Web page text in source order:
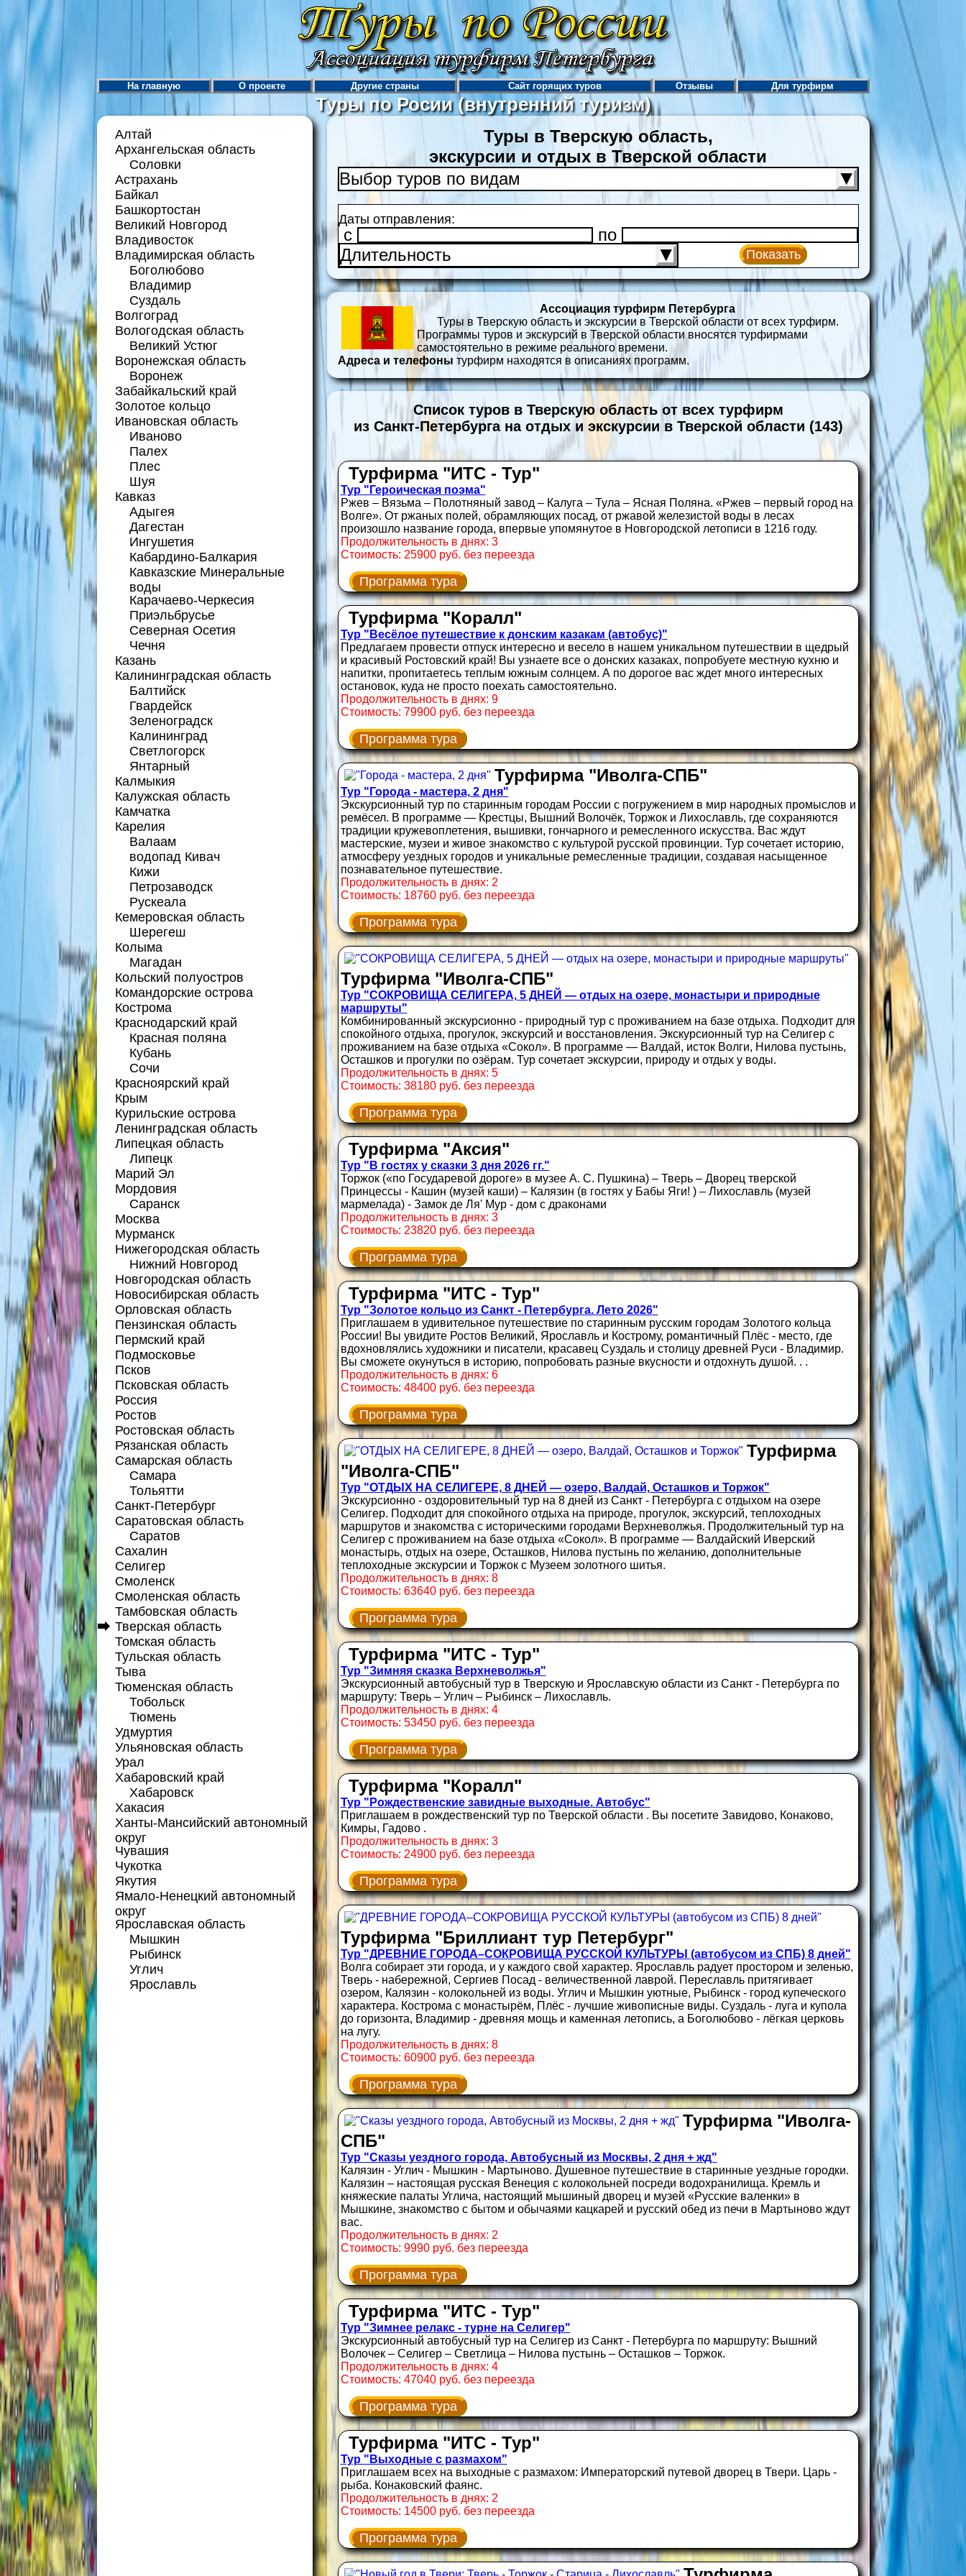
На главную О проекте Другие страны Сайт горящих туров Отзывы Для турфирм
Туры по Росии (внутренний туризм)
Алтай
Архангельская область
Соловки
Астрахань
Байкал
Башкортостан
Великий Новгород
Владивосток
Владимирская область
Боголюбово
Владимир
Суздаль
Волгоград
Вологодская область
Великий Устюг
Воронежская область
Воронеж
Забайкальский край
Золотое кольцо
Ивановская область
Иваново
Палех
Плес
Шуя
Кавказ
Адыгея
Дагестан
Ингушетия
Кабардино-Балкария
Кавказские Минеральные
воды
Карачаево-Черкесия
Приэльбрусье
Северная Осетия
Чечня
Казань
Калининградская область
Балтийск
Гвардейск
Зеленоградск
Калининград
Светлогорск
Янтарный
Калмыкия
Калужская область
Камчатка
Карелия
Валаам
водопад Кивач
Кижи
Петрозаводск
Рускеала
Кемеровская область
Шерегеш
Колыма
Магадан
Кольский полуостров
Командорские острова
Кострома
Краснодарский край
Красная поляна
Кубань
Сочи
Красноярский край
Крым
Курильские острова
Ленинградская область
Липецкая область
Липецк
Марий Эл
Мордовия
Саранск
Москва
Мурманск
Нижегородская область
Нижний Новгород
Новгородская область
Новосибирская область
Орловская область
Пензинская область
Пермский край
Подмосковье
Псков
Псковская область
Россия
Ростов
Ростовская область
Рязанская область
Самарская область
Самара
Тольятти
Санкт-Петербург
Саратовская область
Саратов
Сахалин
Селигер
Смоленск
Смоленская область
Тамбовская область
Тверская область
Томская область
Тульская область
Тыва
Тюменская область
Тобольск
Тюмень
Удмуртия
Ульяновская область
Урал
Хабаровский край
Хабаровск
Хакасия
Ханты-Мансийский автономный
округ
Чувашия
Чукотка
Якутия
Ямало-Ненецкий автономный
округ
Ярославская область
Мышкин
Рыбинск
Углич
Ярославль
Туры в Тверскую область,
экскурсии и отдых в Тверской области
Выбор туров по видам
Даты отправления:
c
по
Длительность
Показать
Ассоциация турфирм Петербурга
Туры в Тверскую область и экскурсии в Тверской области от всех турфирм.
Программы туров и экскурсий в Тверской области вносятся турфирмами
самостоятельно в режиме реального времени.
Адреса и телефоны турфирм находятся в описаниях программ.
Список туров в Тверскую область от всех турфирм
из Санкт-Петербурга на отдых и экскурсии в Тверской области (143)
Турфирма "ИТС - Тур"
Тур "Героическая поэма"
Ржев – Вязьма – Полотняный завод – Калуга – Тула – Ясная Поляна. «Ржев – первый город на
Волге». От ржаных полей, обрамляющих посад, от ржавой железистой воды в лесах
произошло название города, впервые упомянутое в Новгородской летописи в 1216 году.
Продолжительность в днях: 3
Стоимость: 25900 руб. без переезда
Программа тура
Турфирма "Коралл"
Тур "Весёлое путешествие к донским казакам (автобус)"
Предлагаем провести отпуск интересно и весело в нашем уникальном путешествии в щедрый
и красивый Ростовский край! Вы узнаете все о донских казаках, попробуете местную кухню и
напитки, пропитаетесь теплым южным солнцем. А по дорогое вас ждет много интересных
остановок, куда не просто поехать самостоятельно.
Продолжительность в днях: 9
Стоимость: 79900 руб. без переезда
Программа тура
Турфирма "Иволга-СПБ"
Тур "Города - мастера, 2 дня"
Экскурсионный тур по старинным городам России с погружением в мир народных промыслов и
ремёсел. В программе — Крестцы, Вышний Волочёк, Торжок и Лихославль, где сохраняются
традиции кружевоплетения, вышивки, гончарного и ремесленного искусства. Вас ждут
мастерские, музеи и живое знакомство с культурой русской провинции. Тур сочетает историю,
атмосферу уездных городов и уникальные ремесленные традиции, создавая насыщенное
познавательное путешествие.
Продолжительность в днях: 2
Стоимость: 18760 руб. без переезда
Программа тура
Турфирма "Иволга-СПБ"
Тур "СОКРОВИЩА СЕЛИГЕРА, 5 ДНЕЙ — отдых на озере, монастыри и природные
маршруты"
Комбинированный экскурсионно - природный тур с проживанием на базе отдыха. Подходит для
спокойного отдыха, прогулок, экскурсий и восстановления. Экскурсионный тур на Селигер с
проживанием на базе отдыха «Сокол». В программе — Валдай, исток Волги, Нилова пустынь,
Осташков и прогулки по озёрам. Тур сочетает экскурсии, природу и отдых у воды.
Продолжительность в днях: 5
Стоимость: 38180 руб. без переезда
Программа тура
Турфирма "Аксия"
Тур "В гостях у сказки 3 дня 2026 гг."
Торжок («по Государевой дороге» в музее А. С. Пушкина) – Тверь – Дворец тверской
Принцессы - Кашин (музей каши) – Калязин (в гостях у Бабы Яги! ) – Лихославль (музей
мармелада) - Замок де Ля' Мур - дом с драконами
Продолжительность в днях: 3
Стоимость: 23820 руб. без переезда
Программа тура
Турфирма "ИТС - Тур"
Тур "Золотое кольцо из Санкт - Петербурга. Лето 2026"
Приглашаем в удивительное путешествие по старинным русским городам Золотого кольца
России! Вы увидите Ростов Великий, Ярославль и Кострому, романтичный Плёс - место, где
вдохновлялись художники и писатели, красавец Суздаль и столицу древней Руси - Владимир.
Вы сможете окунуться в историю, попробовать разные вкусности и отдохнуть душой. . .
Продолжительность в днях: 6
Стоимость: 48400 руб. без переезда
Программа тура
Турфирма
"Иволга-СПБ"
Тур "ОТДЫХ НА СЕЛИГЕРЕ, 8 ДНЕЙ — озеро, Валдай, Осташков и Торжок"
Экскурсионно - оздоровительный тур на 8 дней из Санкт - Петербурга с отдыхом на озере
Селигер. Подходит для спокойного отдыха на природе, прогулок, экскурсий, теплоходных
маршрутов и знакомства с историческими городами Верхневолжья. Продолжительный тур на
Селигер с проживанием на базе отдыха «Сокол». В программе — Валдайский Иверский
монастырь, отдых на озере, Осташков, Нилова пустынь по желанию, дополнительные
теплоходные экскурсии и Торжок с Музеем золотного шитья.
Продолжительность в днях: 8
Стоимость: 63640 руб. без переезда
Программа тура
Турфирма "ИТС - Тур"
Тур "Зимняя сказка Верхневолжья"
Экскурсионный автобусный тур в Тверскую и Ярославскую области из Санкт - Петербурга по
маршруту: Тверь – Углич – Рыбинск – Лихославль.
Продолжительность в днях: 4
Стоимость: 53450 руб. без переезда
Программа тура
Турфирма "Коралл"
Тур "Рождественские завидные выходные. Автобус"
Приглашаем в рождественский тур по Тверской области . Вы посетите Завидово, Конаково,
Кимры, Гадово .
Продолжительность в днях: 3
Стоимость: 24900 руб. без переезда
Программа тура
Турфирма "Бриллиант тур Петербург"
Тур "ДРЕВНИЕ ГОРОДА–СОКРОВИЩА РУССКОЙ КУЛЬТУРЫ (автобусом из СПБ) 8 дней"
Волга собирает эти города, и у каждого свой характер. Ярославль радует простором и зеленью,
Тверь - набережной, Сергиев Посад - величественной лаврой. Переславль притягивает
озером, Калязин - колокольней из воды. Углич и Мышкин уютные, Рыбинск - город купеческого
характера. Кострома с монастырём, Плёс - лучшие живописные виды. Суздаль - луга и купола
до горизонта, Владимир - древняя мощь и каменная летопись, а Боголюбово - лёгкая церковь
на лугу.
Продолжительность в днях: 8
Стоимость: 60900 руб. без переезда
Программа тура
Турфирма "Иволга-
СПБ"
Тур "Сказы уездного города, Автобусный из Москвы, 2 дня + жд"
Калязин - Углич - Мышкин - Мартыново. Душевное путешествие в старинные уездные городки.
Калязин – настоящая русская Венеция с колокольней посреди водохранилища. Кремль и
княжеские палаты Углича, настоящий мышиный дворец и музей «Русские валенки» в
Мышкине, знакомство с бытом и обычаями кацкарей и русский обед из печи в Мартыново ждут
вас.
Продолжительность в днях: 2
Стоимость: 9990 руб. без переезда
Программа тура
Турфирма "ИТС - Тур"
Тур "Зимнее релакс - турне на Селигер"
Экскурсионный автобусный тур на Селигер из Санкт - Петербурга по маршруту: Вышний
Волочек – Селигер – Светлица – Нилова пустынь – Осташков – Торжок.
Продолжительность в днях: 4
Стоимость: 47040 руб. без переезда
Программа тура
Турфирма "ИТС - Тур"
Тур "Выходные с размахом"
Приглашаем всех на выходные с размахом: Императорский путевой дворец в Твери. Царь -
рыба. Конаковский фаянс.
Продолжительность в днях: 2
Стоимость: 14500 руб. без переезда
Программа тура